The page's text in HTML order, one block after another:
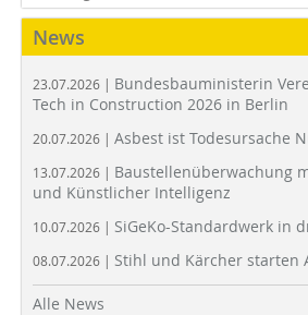
News
23.07.2026 | Bundesbauministerin
Tech in Construction 2026 in Berlin
20.07.2026 | Asbest ist Todesursache
13.07.2026 | Baustellenüberwachung
und Künstlicher Intelligenz
10.07.2026 | SiGeKo-Standardwerk in
08.07.2026 | Stihl und Kärcher starten
Alle News